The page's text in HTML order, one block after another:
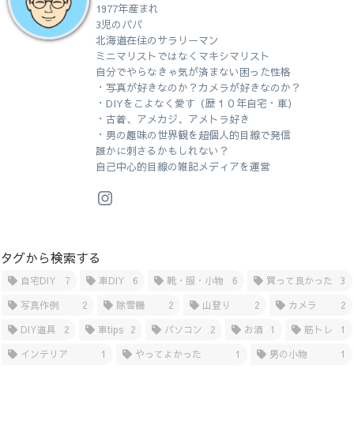
1977年産まれ
3児のパパ
北海道在住のサラリーマン
ミニマリストではなくマキシマリスト
自分でやらなきゃ気が済まない困った性格
・写真が好きなのか？カメラが好きなのか？
・DIYをこよなく愛す（歴１０年自宅・車）
・古着、アメカジ、アメトラ好き
・男の趣味の世界観を超個人的目線で発信
誰かに刺さるかもしれない？
自己中心的目線の雑記メディアを運営
タグから検索する
自宅DIY 7 車DIY 6 靴・服・小物 6 買って良かった
3
写真作例
2 除雪機 2 山登り 2 カメラ
2
DIY道具
2 車tips 2 パソコン 2 お酒 1 筋トレ
1
インテリア
1 やってよかった 1 男の小物 1